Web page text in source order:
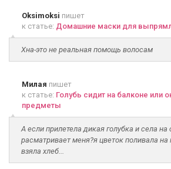
Oksimoksi пишет
к статье: Домашние маски для
Хна-это не реальная помощь волосам
Милая пишет
к статье: Голубь сидит на балконе или
предметы
А если прилетела дикая голубка и села на
расматривает меня?я цветок поливала
взяла хлеб...